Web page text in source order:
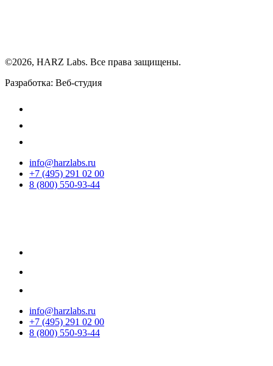
©2026, HARZ Labs. Все права защищены.
Разработка: Веб-студия
info@harzlabs.ru
+7 (495) 291 02 00
8 (800) 550-93-44
info@harzlabs.ru
+7 (495) 291 02 00
8 (800) 550-93-44